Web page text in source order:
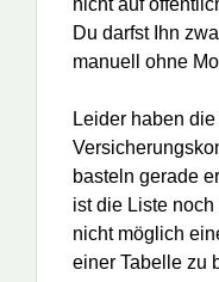
Du darfst Ihn
manuell ohne
Leider haben
basteln gerade
ist die Liste
nicht möglich
einer Tabelle zu